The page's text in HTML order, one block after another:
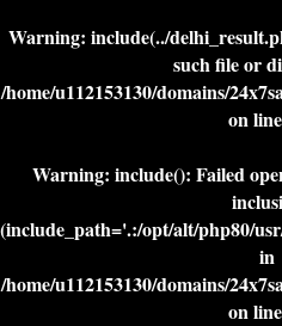
Warning: include(../
such file or
/home/u112153130/domains/
on
Warning: include(): Failed
(include_path='.:/opt/alt/php80/
in
/home/u112153130/domains/
on